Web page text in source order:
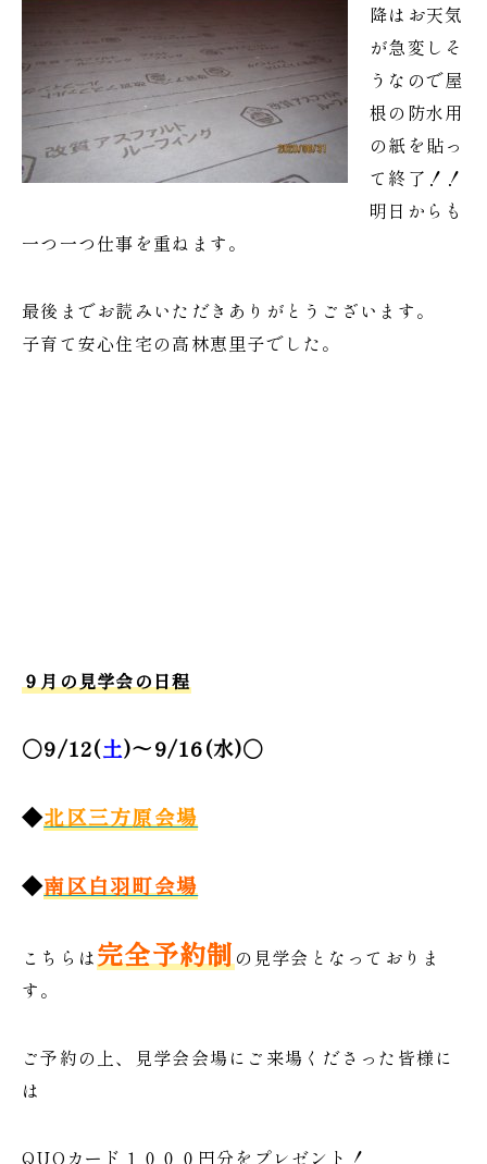
降はお天気
が急変しそ
うなので屋
根の防水用
の紙を貼っ
て終了！！
明日からも
一つ一つ仕事を重ねます。
最後までお読みいただきありがとうございます。
子育て安心住宅の高林恵里子でした。
９月の見学会の日程
○9/12(土)～9/16(水)○
◆北区三方原会場
◆南区白羽町会場
こちらは完全予約制の見学会となっておりま
す。
ご予約の上、見学会会場にご来場くださった皆様に
は
QUOカード１０００円分をプレゼント！